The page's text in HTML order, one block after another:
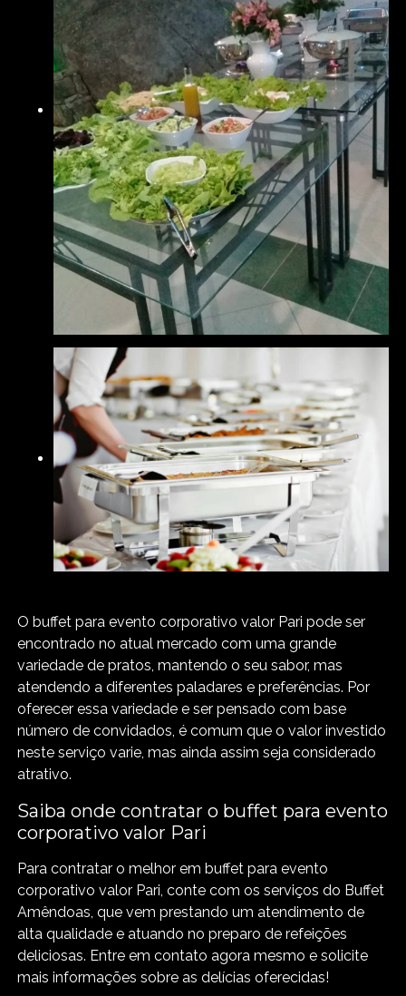
O buffet para evento corporativo valor Pari pode ser
encontrado no atual mercado com uma grande
variedade de pratos, mantendo o seu sabor, mas
atendendo a diferentes paladares e preferências. Por
oferecer essa variedade e ser pensado com base
número de convidados, é comum que o valor investido
neste serviço varie, mas ainda assim seja considerado
atrativo.
Saiba onde contratar o buffet para evento
corporativo valor Pari
Para contratar o melhor em buffet para evento
corporativo valor Pari, conte com os serviços do Buffet
Amêndoas, que vem prestando um atendimento de
alta qualidade e atuando no preparo de refeições
deliciosas. Entre em contato agora mesmo e solicite
mais informações sobre as delícias oferecidas!